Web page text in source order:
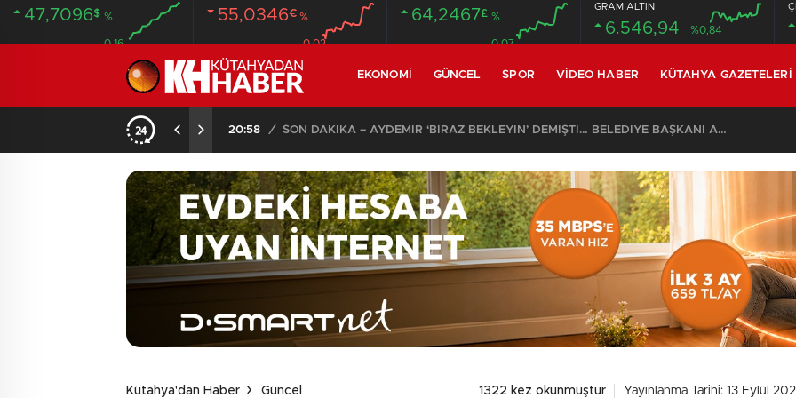
47,7096$ %
0.16
55,0346€ %
-0.02
64,2467£ %
0.07
GRAM ALTIN
6.546,94 %0,84
EKONOMI GÜNCEL SPOR VIDEO HABER KÜTAHYA GAZETELERI
20:58 / SON DAKİKA – AYDEMİR ‘BİRAZ BEKLEYİN’ DEMİŞTİ… BELEDİYE BAŞKANI AK PARTİ’YE GEÇİYOR
Kütahya'dan Haber Güncel 1322 kez okunmuştur Yayınlanma Tarihi: 13 Eylül